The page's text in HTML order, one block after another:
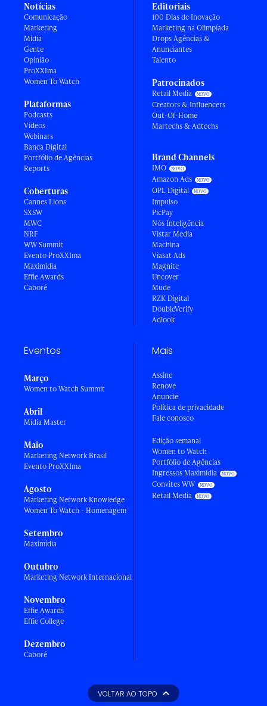
Notícias
Comunicação
Marketing
Mídia
Gente
Opinião
ProXXIma
Women To Watch
Plataformas
Podcasts
Vídeos
Webinars
Banca Digital
Portfólio de Agências
Reports
Coberturas
Cannes Lions
SXSW
MWC
NRF
WW Summit
Evento ProXXIma
Maximídia
Effie Awards
Caboré
Editoriais
100 Dias de Inovação
Marketing na Olimpíada
Drops Agências &
Anunciantes
Talento
Patrocinados
Retail Media
Creators & Influencers
Out-Of-Home
Martechs & Adtechs
Brand Channels
IMO
Amazon Ads
OPL Digital
Impulso
PicPay
Nós Inteligência
Vistar Media
Machina
Viasat Ads
Magnite
Uncover
Mude
RZK Digital
DoubleVerify
Adlook
Eventos
Março
Women to Watch Summit
Abril
Mídia Master
Maio
Marketing Network Brasil
Evento ProXXIma
Agosto
Marketing Network Knowledge
Women To Watch - Homenagem
Setembro
Maximídia
Outubro
Marketing Network Internacional
Novembro
Effie Awards
Effie College
Dezembro
Caboré
Mais
Assine
Renove
Anuncie
Política de privacidade
Fale conosco
Edição semanal
Women to Watch
Portfólio de Agências
Ingressos Maximídia
Convites WW
Retail Media
VOLTAR AO TOPO